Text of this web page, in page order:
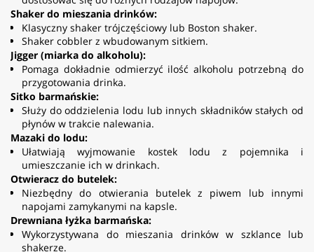
Shaker do mieszania drinków:
Klasyczny shaker trójczęściowy lub Boston shaker.
Shaker cobbler z wbudowanym sitkiem.
Jigger (miarka do alkoholu):
Pomaga dokładnie odmierzyć ilość alkoholu potrzebną do
przygotowania drinka.
Sitko barmańskie:
Służy do oddzielenia lodu lub innych składników stałych od
płynów w trakcie nalewania.
Mazaki do lodu:
Ułatwiają wyjmowanie kostek lodu z pojemnika i
umieszczanie ich w drinkach.
Otwieracz do butelek:
Niezbędny do otwierania butelek z piwem lub innymi
napojami zamykanymi na kapsle.
Drewniana łyżka barmańska:
Wykorzystywana do mieszania drinków w szklance lub
shakerze.